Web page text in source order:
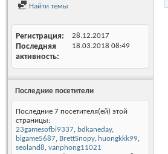
Найти темы
Регистрация 28.12.2017
Последняя
активность
18.03.2018 08:49
Последние посетители
Последние 7 посетителя(ей) этой
страницы:
23gamesofbi9337, bdkaneday,
bigame5687, BrettSnopy, huongkkk99,
seoland8, vanphong11021